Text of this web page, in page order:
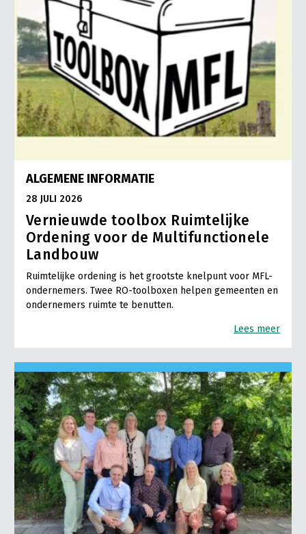
ALGEMENE INFORMATIE
28 JULI 2026
Vernieuwde toolbox Ruimtelijke
Ordening voor de Multifunctionele
Landbouw
Ruimtelijke ordening is het grootste knelpunt voor MFL-
ondernemers. Twee RO-toolboxen helpen gemeenten en
ondernemers ruimte te benutten.
Lees meer